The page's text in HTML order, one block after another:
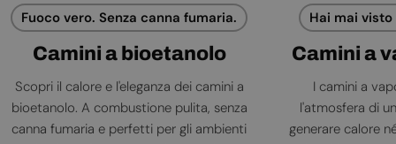
Fuoco vero. Senza canna fumaria.
Camini a bioetanolo
Scopri il calore e l'eleganza dei camini a
bioetanolo. A combustione pulita, senza
canna fumaria e perfetti per gli ambienti
Hai mai
Camini a
I camini a
l'atmosfera di
generare calore